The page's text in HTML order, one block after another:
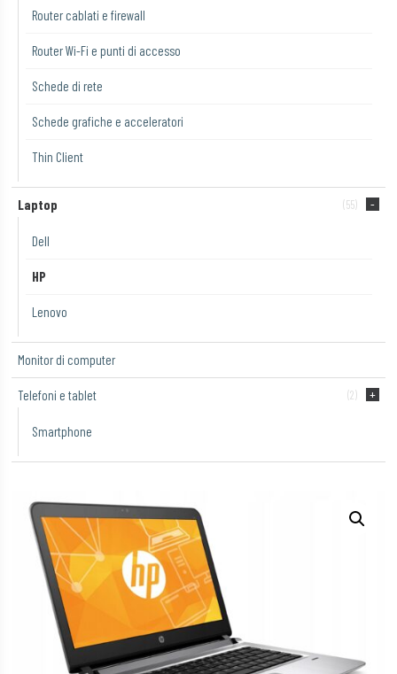
Router cablati e firewall
Router Wi-Fi e punti di accesso
Schede di rete
Schede grafiche e acceleratori
Thin Client
Laptop (55)
Dell
HP
Lenovo
Monitor di computer
Telefoni e tablet (2)
Smartphone